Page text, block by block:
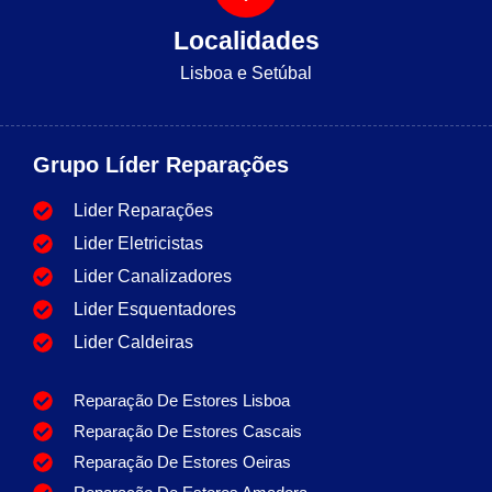
Localidades
Lisboa e Setúbal
Grupo Líder Reparações
Lider Reparações
Lider Eletricistas
Lider Canalizadores
Lider Esquentadores
Lider Caldeiras
Reparação De Estores Lisboa
Reparação De Estores Cascais
Reparação De Estores Oeiras